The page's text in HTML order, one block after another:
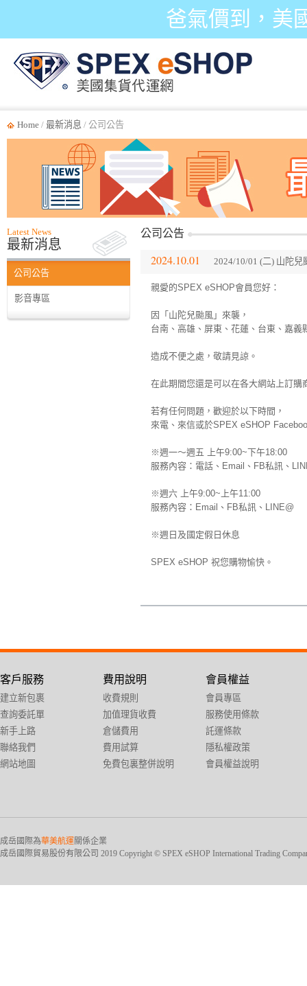
爸氣價到，美
Home / 最新消息 / 公司公告
Latest News
最新消息
公司公告
影音專區
公司公告
2024.10.01 2024/10/01 (二) 山陀兒
親愛的SPEX eSHOP會員您好：
因「山陀兒颱風」來襲，
台南、高雄、屏東、花蓮 、台東 、嘉義
造成不便之處，敬請見諒。
在此期間您還是可以在各大網站上訂購
若有任何問題，歡迎於以下時間，
來電、來信或於SPEX eSHOP
※週一～週五 上午9:00~下午18:00
服務內容：電話、Email、FB私訊、
※週六 上午9:00~上午11:00
服務內容：Email、FB私訊、LINE@
※週日及國定假日休息
SPEX eSHOP 祝您購物愉快。
客戶服務
建立新包裹
查詢委託單
新手上路
聯絡我們
網站地圖
費用說明
收費規則
加值理貨收費
倉儲費用
費用試算
免費包裏整併說明
會員權益
會員專區
服務使用條款
託運條款
隱私權政策
會員權益說明
成岳國際為華美航運關係企業
成岳國際貿易股份有限公司 2019 Copyright © SPEX eSHOP International Trading